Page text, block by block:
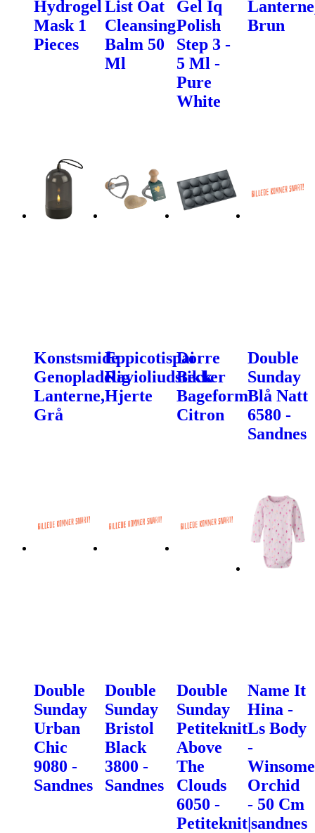
Hydrogel
Mask 1
Pieces
List Oat
Cleansing
Balm 50
Ml
Gel Iq
Polish
Step 3 -
5 Ml -
Pure
White
Brun
Konstsmide
Genopladelig
Lanterne,
Grå
Eppicotispai
Ravioliudstikker
Hjerte
Dorre
Beck
Bageform
Citron
Double
Sunday
Blå Natt
6580 -
Sandnes
Double
Sunday
Urban
Chic
9080 -
Sandnes
Double
Sunday
Bristol
Black
3800 -
Sandnes
Double
Sunday
Petiteknit
Above
The
Clouds
6050 -
Petiteknit|sandnes
Name It
Hina -
Ls Body
-
Winsome
Orchid
- 50 Cm